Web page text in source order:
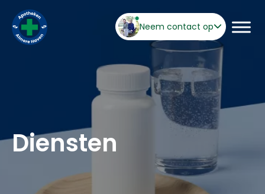
Neem contact op
Diensten